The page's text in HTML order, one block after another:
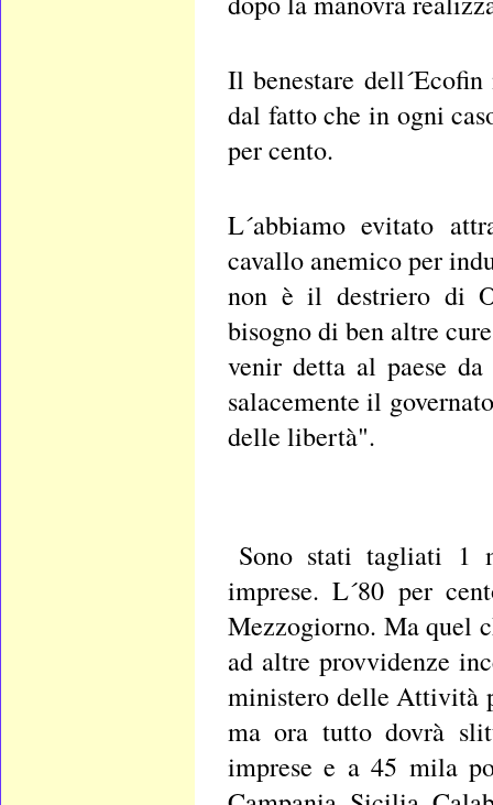
Il benestare
dal fatto che in ogni
per cento.
L´abbiamo evitato
cavallo anemico per
non è il destriero di
bisogno di ben altre
venir detta al paese
salacemente il
delle libertà".
Sono stati tagliati
imprese. L´80 per
Mezzogiorno. Ma quel
ad altre provvidenze
ministero delle Attività
ma ora tutto dovrà
imprese e a 45 mila